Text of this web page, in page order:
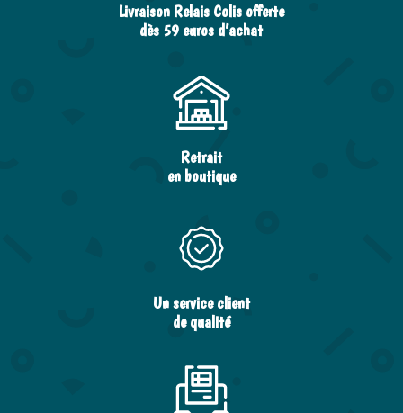
Livraison Relais Colis offerte
dès 59 euros d’achat
Retrait
en boutique
Un service client
de qualité